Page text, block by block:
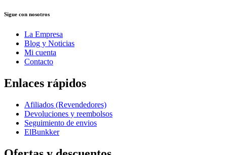
Sigue con nosotros
La Empresa
Blog y Noticias
Mi cuenta
Contacto
Enlaces rápidos
Afiliados (Revendedores)
Devoluciones y reembolsos
Seguimiento de envios
ElBunkker